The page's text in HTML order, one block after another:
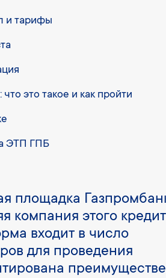
и тарифы
это такое и как пройти
ЭТП ГПБ
площадка
компания этого
входит в число
для проведения